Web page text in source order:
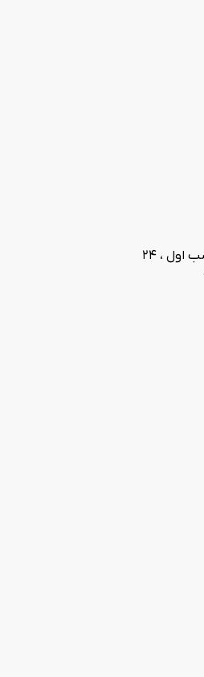
قوانین کنسلی ایام غیر پیک : در صورت اعلام کنسلی 96ساعت قبل از ورود بدون جریمه ، 72 ساعت قبل از ورود 20 درصد از شب اول ، 48 ساعت قبل از ورود 40 درصد از شب اول ، 24